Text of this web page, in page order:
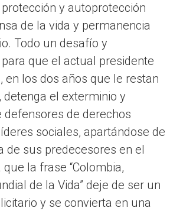
y autoprotección
de la vida y permanencia
Todo un desafío y
que el actual presidente
en los dos años que le restan
detenga el exterminio y
defensores de derechos
sociales, apartándose de
de sus predecesores en el
la frase “Colombia,
de la Vida” deje de ser un
y se convierta en una